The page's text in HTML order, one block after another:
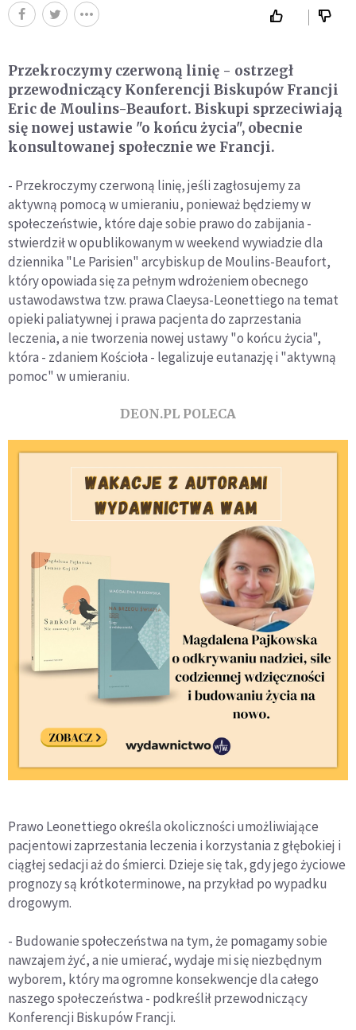
Przekroczymy czerwoną linię - ostrzegł
przewodniczący Konferencji Biskupów Francji
Eric de Moulins-Beaufort. Biskupi sprzeciwiają
się nowej ustawie "o końcu życia", obecnie
konsultowanej społecznie we Francji.
- Przekroczymy czerwoną linię, jeśli zagłosujemy za
aktywną pomocą w umieraniu, ponieważ będziemy w
społeczeństwie, które daje sobie prawo do zabijania -
stwierdził w opublikowanym w weekend wywiadzie dla
dziennika "Le Parisien" arcybiskup de Moulins-Beaufort,
który opowiada się za pełnym wdrożeniem obecnego
ustawodawstwa tzw. prawa Claeysa-Leonettiego na temat
opieki paliatywnej i prawa pacjenta do zaprzestania
leczenia, a nie tworzenia nowej ustawy "o końcu życia",
która - zdaniem Kościoła - legalizuje eutanazję i "aktywną
pomoc" w umieraniu.
DEON.PL POLECA
Prawo Leonettiego określa okoliczności umożliwiające
pacjentowi zaprzestania leczenia i korzystania z głębokiej i
ciągłej sedacji aż do śmierci. Dzieje się tak, gdy jego życiowe
prognozy są krótkoterminowe, na przykład po wypadku
drogowym.
- Budowanie społeczeństwa na tym, że pomagamy sobie
nawzajem żyć, a nie umierać, wydaje mi się niezbędnym
wyborem, który ma ogromne konsekwencje dla całego
naszego społeczeństwa - podkreślił przewodniczący
Konferencji Biskupów Francji.